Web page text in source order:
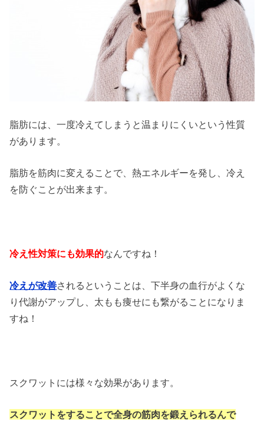
脂肪には、一度冷えてしまうと温まりにくいという性質
があります。
脂肪を筋肉に変えることで、熱エネルギーを発し、冷え
を防ぐことが出来ます。
冷え性対策にも効果的なんですね！
冷えが改善されるということは、下半身の血行がよくな
り代謝がアップし、太もも痩せにも繋がることになりま
すね！
スクワットには様々な効果があります。
スクワットをすることで全身の筋肉を鍛えられるんで